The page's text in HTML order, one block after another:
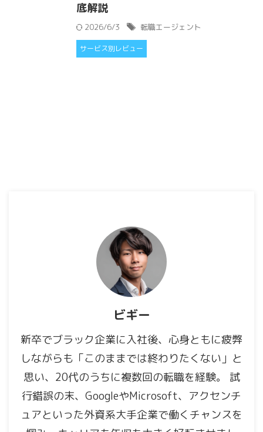
底解説
2026/6/3 転職エージェント
サービス別レビュー
ビギー
新卒でブラック企業に入社後、心身ともに疲弊
しながらも「このままでは終わりたくない」と
思い、20代のうちに複数回の転職を経験。 試
行錯誤の末、GoogleやMicrosoft、アクセンチ
ュアといった外資系大手企業で働くチャンスを